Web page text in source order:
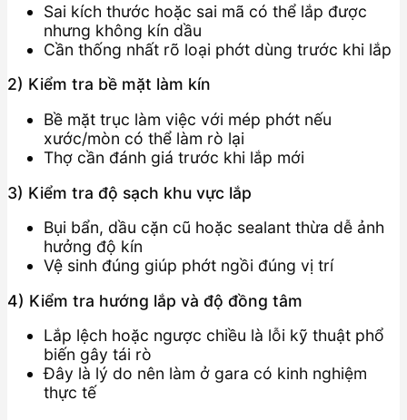
Sai kích thước hoặc sai mã có thể lắp được
nhưng không kín dầu
Cần thống nhất rõ loại phớt dùng trước khi lắp
2) Kiểm tra bề mặt làm kín
Bề mặt trục làm việc với mép phớt nếu
xước/mòn có thể làm rò lại
Thợ cần đánh giá trước khi lắp mới
3) Kiểm tra độ sạch khu vực lắp
Bụi bẩn, dầu cặn cũ hoặc sealant thừa dễ ảnh
hưởng độ kín
Vệ sinh đúng giúp phớt ngồi đúng vị trí
4) Kiểm tra hướng lắp và độ đồng tâm
Lắp lệch hoặc ngược chiều là lỗi kỹ thuật phổ
biến gây tái rò
Đây là lý do nên làm ở gara có kinh nghiệm
thực tế